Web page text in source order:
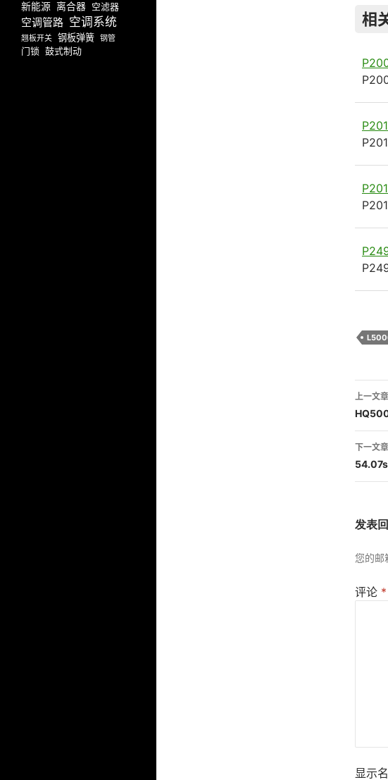
相
文
章
导
航
上一文章
下一文章
发表
您的邮
评论 *
显示
新能源 离合器 空滤器
空调管路 空调系统
翘板开关 钢板弹簧 钢管
门锁 鼓式制动